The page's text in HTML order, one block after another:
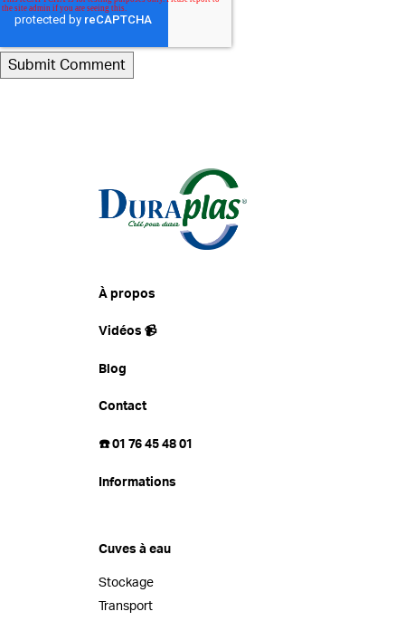
À propos
Vidéos 📹
Blog
Contact
☎️ 01 76 45 48 01
Informations
Cuves à eau
Stockage
Transport